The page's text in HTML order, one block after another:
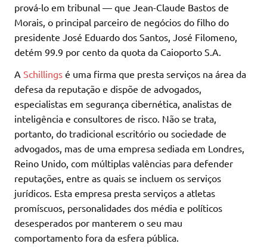
prová-lo em tribunal — que Jean-Claude Bastos de
Morais, o principal parceiro de negócios do filho do
presidente José Eduardo dos Santos, José Filomeno,
detém 99.9 por cento da quota da Caioporto S.A.
A Schillings é uma firma que presta serviços na área da
defesa da reputação e dispõe de advogados,
especialistas em segurança cibernética, analistas de
inteligência e consultores de risco. Não se trata,
portanto, do tradicional escritório ou sociedade de
advogados, mas de uma empresa sediada em Londres,
Reino Unido, com múltiplas valências para defender
reputações, entre as quais se incluem os serviços
jurídicos. Esta empresa presta serviços a atletas
promíscuos, personalidades dos média e políticos
desesperados por manterem o seu mau
comportamento fora da esfera pública.